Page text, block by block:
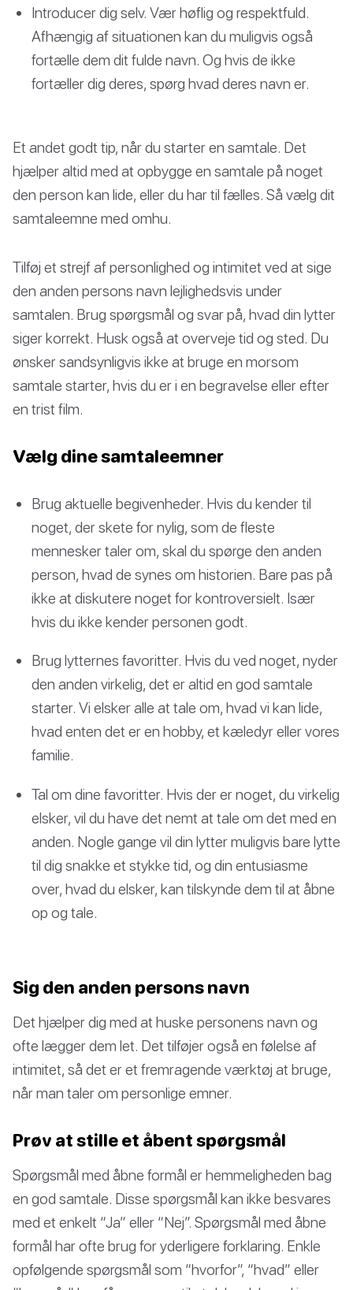
Introducer dig selv. Vær høflig og respektfuld.
Afhængig af situationen kan du muligvis også
fortælle dem dit fulde navn. Og hvis de ikke
fortæller dig deres, spørg hvad deres navn er.
Et andet godt tip, når du starter en samtale. Det
hjælper altid med at opbygge en samtale på noget
den person kan lide, eller du har til fælles. Så vælg dit
samtaleemne med omhu.
Tilføj et strejf af personlighed og intimitet ved at sige
den anden persons navn lejlighedsvis under
samtalen. Brug spørgsmål og svar på, hvad din lytter
siger korrekt. Husk også at overveje tid og sted. Du
ønsker sandsynligvis ikke at bruge en morsom
samtale starter, hvis du er i en begravelse eller efter
en trist film.
Vælg dine samtaleemner
Brug aktuelle begivenheder. Hvis du kender til
noget, der skete for nylig, som de fleste
mennesker taler om, skal du spørge den anden
person, hvad de synes om historien. Bare pas på
ikke at diskutere noget for kontroversielt. Især
hvis du ikke kender personen godt.
Brug lytternes favoritter. Hvis du ved noget, nyder
den anden virkelig, det er altid en god samtale
starter. Vi elsker alle at tale om, hvad vi kan lide,
hvad enten det er en hobby, et kæledyr eller vores
familie.
Tal om dine favoritter. Hvis der er noget, du virkelig
elsker, vil du have det nemt at tale om det med en
anden. Nogle gange vil din lytter muligvis bare lytte
til dig snakke et stykke tid, og din entusiasme
over, hvad du elsker, kan tilskynde dem til at åbne
op og tale.
Sig den anden persons navn
Det hjælper dig med at huske personens navn og
ofte lægger dem let. Det tilføjer også en følelse af
intimitet, så det er et fremragende værktøj at bruge,
når man taler om personlige emner.
Prøv at stille et åbent spørgsmål
Spørgsmål med åbne formål er hemmeligheden bag
en god samtale. Disse spørgsmål kan ikke besvares
med et enkelt “Ja” eller “Nej”. Spørgsmål med åbne
formål har ofte brug for yderligere forklaring. Enkle
opfølgende spørgsmål som “hvorfor”, “hvad” eller